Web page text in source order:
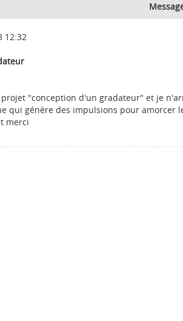
12:32
"conception d'un gradateur" et je
qui génère des impulsions pour amorcer
merci